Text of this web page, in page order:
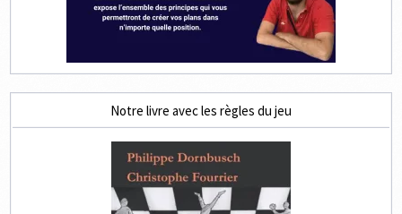
Notre livre avec les règles du jeu